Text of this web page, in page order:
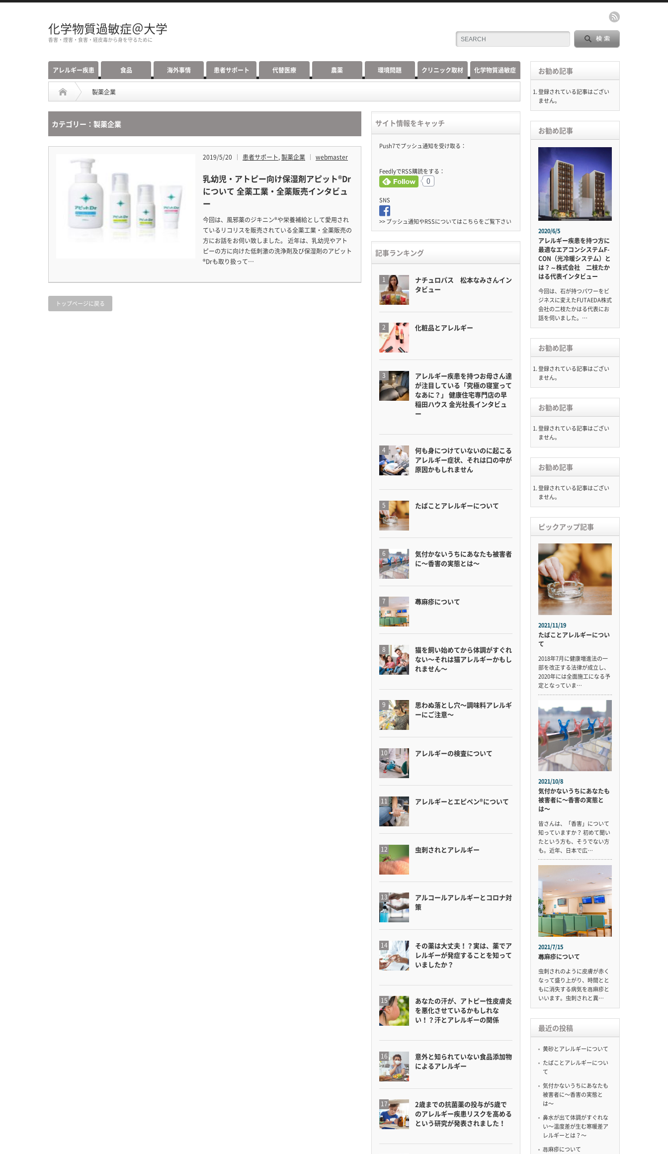
化学物質過敏症＠大学
香害・煙害・食害・経皮毒から身を守るために
アレルギー疾患 食品 海外事情 患者サポート 代替医療 農薬 環境問題 クリニック取材 化学物質過敏症
製薬企業
カテゴリー：製薬企業
2019/5/20 患者サポート,製薬企業 webmaster
乳幼児・アトピー向け保湿剤アピット®Dr
について 全薬工業・全薬販売インタビュ
ー
今回は、風邪薬のジキニン®や栄養補給として愛用され
ているリコリスを販売されている全薬工業・全薬販売の
方にお話をお伺い致しました。 近年は、乳幼児やアト
ピーの方に向けた低刺激の洗浄剤及び保湿剤のアピット
®Drも取り扱って…
トップページに戻る
サイト情報をキャッチ
Push7でプッシュ通知を受け取る：
FeedlyでRSS購読をする：
0
SNS
>> プッシュ通知やRSSについてはこちらをご覧下さい
記事ランキング
ナチュロパス 松本なみさんイン
タビュー
化粧品とアレルギー
アレルギー疾患を持つお母さん達
が注目している「究極の寝室って
なあに？」 健康住宅専門店の早
稲田ハウス 金光社長インタビュ
ー
何も身につけていないのに起こる
アレルギー症状、それは口の中が
原因かもしれません
たばことアレルギーについて
気付かないうちにあなたも被害者
に〜香害の実態とは〜
蕁麻疹について
猫を飼い始めてから体調がすぐれ
ない〜それは猫アレルギーかもし
れません〜
思わぬ落とし穴〜調味料アレルギ
ーにご注意〜
アレルギーの検査について
アレルギーとエピペン®について
虫刺されとアレルギー
アルコールアレルギーとコロナ対
策
その薬は大丈夫！？実は、薬でア
レルギーが発症することを知って
いましたか？
あなたの汗が、アトピー性皮膚炎
を悪化させているかもしれな
い！？汗とアレルギーの関係
意外と知られていない食品添加物
によるアレルギー
2歳までの抗菌薬の投与が5歳で
のアレルギー疾患リスクを高める
という研究が発表されました！
お勧め記事
登録されている記事はござい
ません。
お勧め記事
2020/6/5
アレルギー疾患を持つ方に
最適なエアコンシステムF-
CON（光冷暖システム）と
は？～株式会社 二枝たか
はる代表インタビュー
今回は、石が持つパワーをビ
ジネスに変えたFUTAEDA株式
会社の二枝たかはる代表にお
話を伺いました。…
お勧め記事
登録されている記事はござい
ません。
お勧め記事
登録されている記事はござい
ません。
お勧め記事
登録されている記事はござい
ません。
ピックアップ記事
2021/11/19
たばことアレルギーについ
て
2018年7月に健康増進法の一
部を改正する法律が成立し、
2020年には全面施工になる予
定となっていま…
2021/10/8
気付かないうちにあなたも
被害者に〜香害の実態と
は〜
皆さんは、「香害」について
知っていますか？ 初めて聞い
たという方も、そうでない方
も。近年、日本で広…
2021/7/15
蕁麻疹について
虫刺されのように皮膚が赤く
なって盛り上がり、時間とと
もに消失する病気を蕁麻疹と
いいます。虫刺されと異…
最近の投稿
黄砂とアレルギーについて
たばことアレルギーについ
て
気付かないうちにあなたも
被害者に〜香害の実態と
は〜
鼻水が出て体調がすぐれな
い〜温度差が生む寒暖差ア
レルギーとは？〜
蕁麻疹について